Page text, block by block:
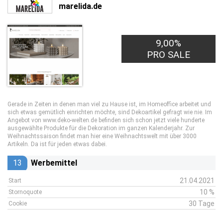
marelida.de
9,00%
PRO SALE
Gerade in Zeiten in denen man viel zu Hause ist, im Homeoffice arbeitet und
sich etwas gemütlich einrichten möchte, sind Dekoartikel gefragt wie nie. Im
Angebot von www.deko-welten.de befinden sich schon jetzt viele hunderte
ausgewählte Produkte für die Dekoration im ganzen Kalenderjahr. Zur
Weihnachtssaison findet man hier eine Weihnachtswelt mit über 3000
Artikeln. Da ist für jeden etwas dabei.
13 Werbemittel
Start 21.04.2021
Stornoquote 10 %
Cookie 30 Tage